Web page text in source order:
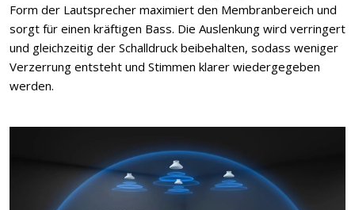
Form der Lautsprecher maximiert den Membranbereich und
sorgt für einen kräftigen Bass. Die Auslenkung wird verringert
und gleichzeitig der Schalldruck beibehalten, sodass weniger
Verzerrung entsteht und Stimmen klarer wiedergegeben
werden.